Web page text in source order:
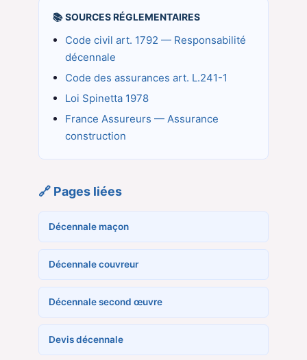
📚 SOURCES RÉGLEMENTAIRES
Code civil art. 1792 — Responsabilité
décennale
Code des assurances art. L.241-1
Loi Spinetta 1978
France Assureurs — Assurance
construction
🔗 Pages liées
Décennale maçon
Décennale couvreur
Décennale second œuvre
Devis décennale